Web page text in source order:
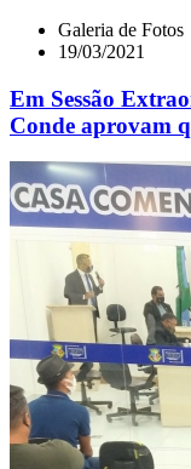
Galeria de Fotos
19/03/2021
Em Sessão
Conde aprovam